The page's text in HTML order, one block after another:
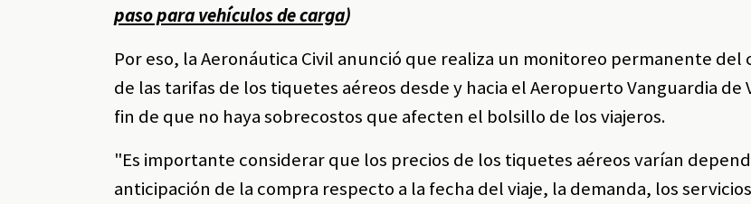
paso para vehículos de carga)
Por eso, la Aeronáutica Civil anunció que realiza un monitoreo permanente
de las tarifas de los tiquetes aéreos desde y hacia el Aeropuerto Vanguardia de
fin de que no haya sobrecostos que afecten el bolsillo de los viajeros.
"Es importante considerar que los precios de los tiquetes aéreos varían
anticipación de la compra respecto a la fecha del viaje, la demanda, los